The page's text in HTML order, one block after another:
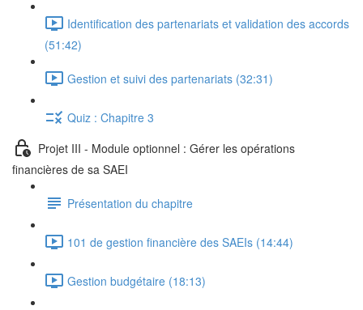
Identification des partenariats et validation des accords
(51:42)
Gestion et suivi des partenariats (32:31)
Quiz : Chapitre 3
Projet III - Module optionnel : Gérer les opérations
financières de sa SAEI
Présentation du chapitre
101 de gestion financière des SAEIs (14:44)
Gestion budgétaire (18:13)